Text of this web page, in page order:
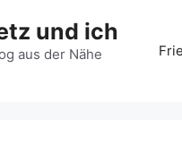
und ich
aus der Nähe